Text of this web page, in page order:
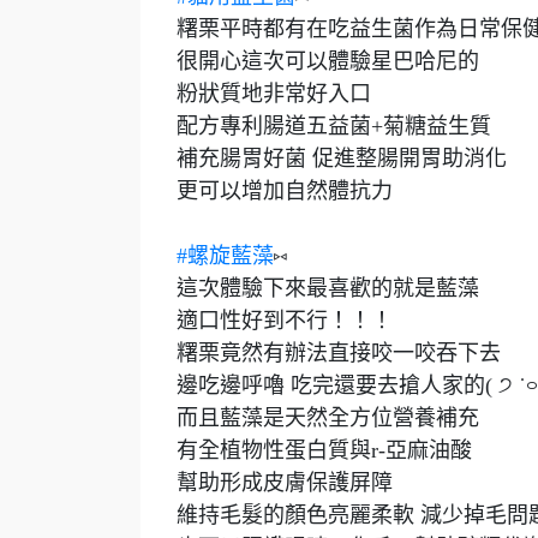
糬栗平時都有在吃益生菌作為日常保
很開心這次可以體驗星巴哈尼的
粉狀質地非常好入口
配方專利腸道五益菌+菊糖益生質
補充腸胃好菌 促進整腸開胃助消化
更可以增加自然體抗力
#螺旋藍藻⑅
這次體驗下來最喜歡的就是藍藻
適口性好到不行！！！
糬栗竟然有辦法直接咬一咬吞下去
邊吃邊呼嚕 吃完還要去搶人家的( ੭
而且藍藻是天然全方位營養補充
有全植物性蛋白質與r-亞麻油酸
幫助形成皮膚保護屏障
維持毛髮的顏色亮麗柔軟 減少掉毛問